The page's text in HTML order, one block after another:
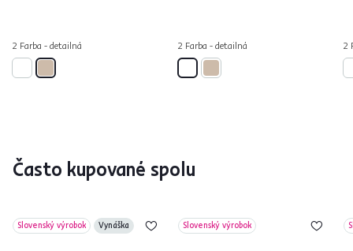
2 Farba - detailná 2 Farba - detailná 2
Často kupované spolu
Slovenský výrobok Vynáška Slovenský výrobok